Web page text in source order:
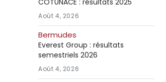
COTUNACE : résultats 2025
Août 4, 2026
Bermudes
Everest Group : résultats
semestriels 2026
Août 4, 2026